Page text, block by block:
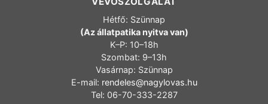
Hétfő: Szünnap
(Az állatpatika nyitva van)
K–P: 10–18h
Szombat: 9–13h
Vasárnap: Szünnap
E-mail: rendeles@nagylovas.hu
Tel: 06-70-333-2287